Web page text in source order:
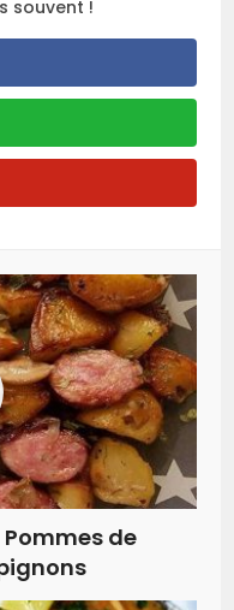
souvent !
de